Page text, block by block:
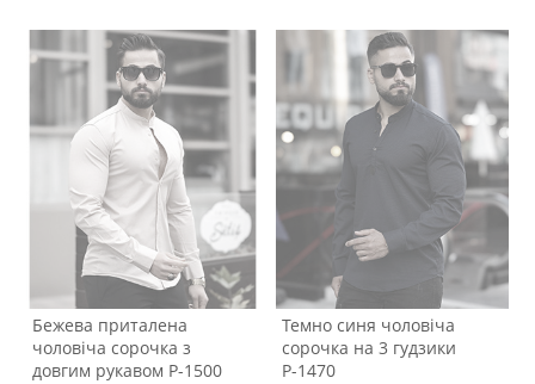
Бежева приталена
чоловіча сорочка з
довгим рукавом Р-1500
Темно синя чоловіча
сорочка на 3 гудзики
Р-1470